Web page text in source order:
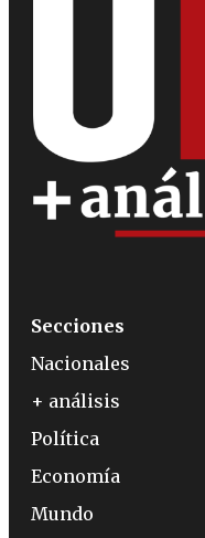
Secciones
Nacionales
+ análisis
Política
Economía
Mundo